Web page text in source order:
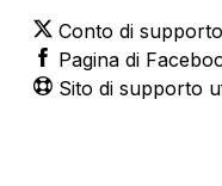
Conto di
Pagina di
Sito di supporto